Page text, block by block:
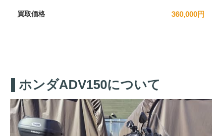
買取価格 360,000円
ホンダADV150について